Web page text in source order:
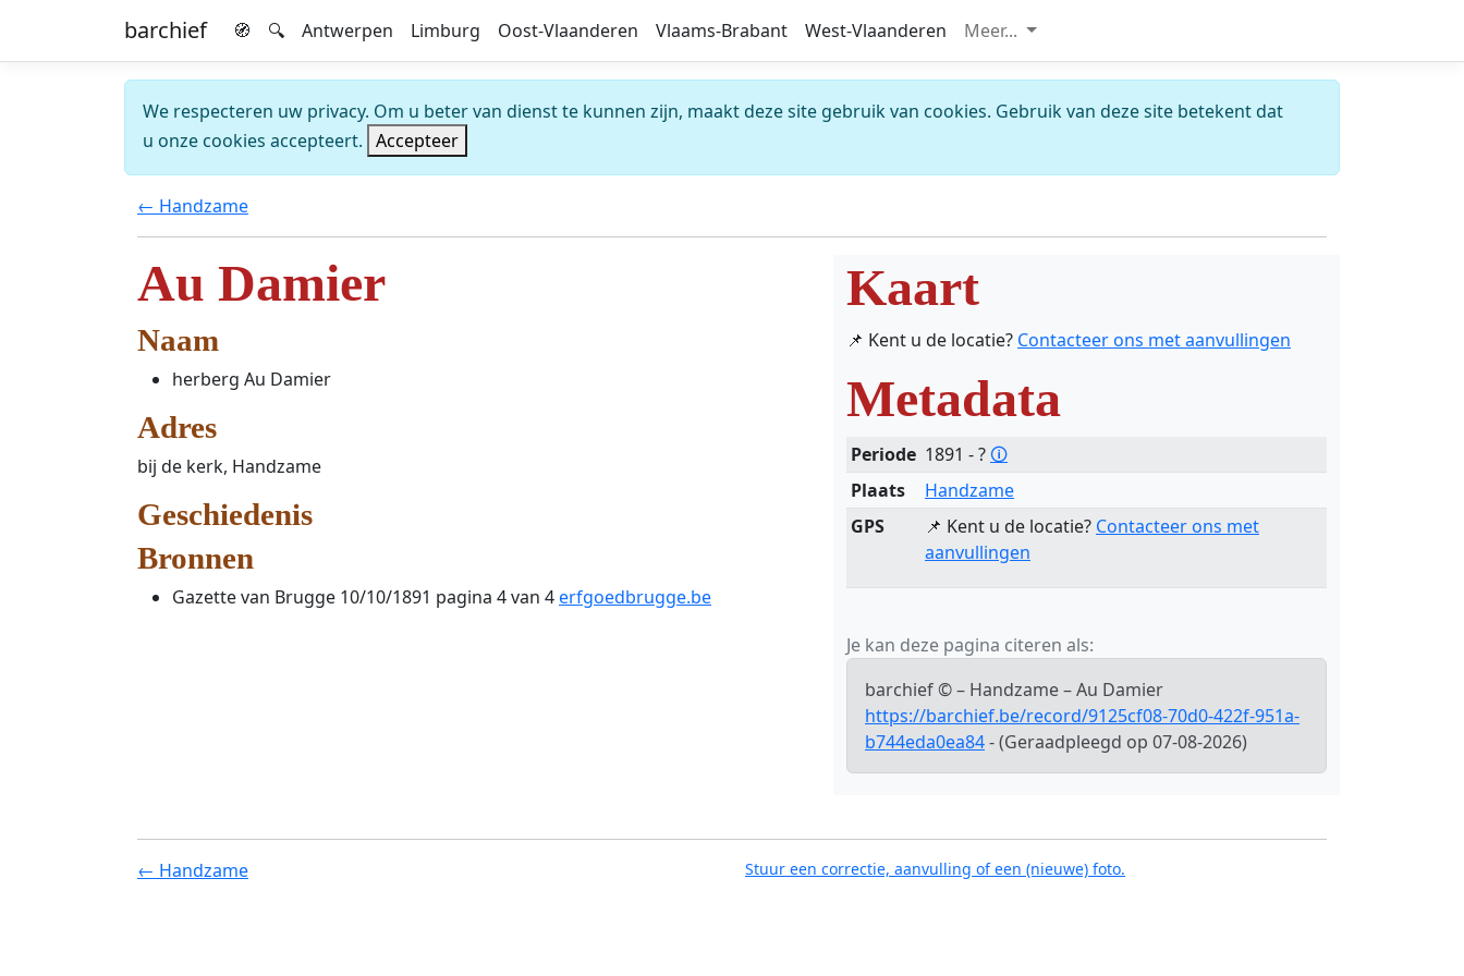
barchief 🧭 🔍 Antwerpen Limburg Oost-Vlaanderen Vlaams-Brabant West-Vlaanderen Meer...
We respecteren uw privacy. Om u beter van dienst te kunnen zijn, maakt deze site gebruik van cookies. Gebruik van deze site betekent dat
u onze cookies accepteert. Accepteer
← Handzame
Au Damier
Naam
herberg Au Damier
Adres
bij de kerk, Handzame
Geschiedenis
Bronnen
Gazette van Brugge 10/10/1891 pagina 4 van 4erfgoedbrugge.be
Kaart
📌 Kent u de locatie? Contacteer ons met aanvullingen
Metadata
Periode 1891 - ?🛈
Plaats
Handzame
GPS
📌 Kent u de locatie? Contacteer ons met
aanvullingen
Je kan deze pagina citeren als:
barchief © – Handzame – Au Damier
https://barchief.be/record/9125cf08-70d0-422f-951a-
b744eda0ea84- (Geraadpleegd op 07-08-2026)
← Handzame Stuur een correctie, aanvulling of een (nieuwe) foto.